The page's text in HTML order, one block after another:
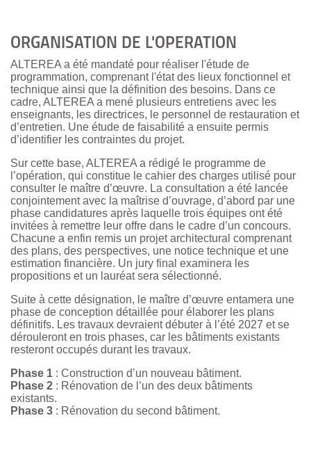
ORGANISATION DE L'OPERATION
ALTEREA a été mandaté pour réaliser l'étude de
programmation, comprenant l'état des lieux fonctionnel et
technique ainsi que la définition des besoins. Dans ce
cadre, ALTEREA a mené plusieurs entretiens avec les
enseignants, les directrices, le personnel de restauration et
d’entretien. Une étude de faisabilité a ensuite permis
d’identifier les contraintes du projet.
Sur cette base, ALTEREA a rédigé le programme de
l’opération, qui constitue le cahier des charges utilisé pour
consulter le maître d’œuvre. La consultation a été lancée
conjointement avec la maîtrise d’ouvrage, d’abord par une
phase candidatures après laquelle trois équipes ont été
invitées à remettre leur offre dans le cadre d’un concours.
Chacune a enfin remis un projet architectural comprenant
des plans, des perspectives, une notice technique et une
estimation financière. Un jury final examinera les
propositions et un lauréat sera sélectionné.
Suite à cette désignation, le maître d’œuvre entamera une
phase de conception détaillée pour élaborer les plans
définitifs. Les travaux devraient débuter à l’été 2027 et se
dérouleront en trois phases, car les bâtiments existants
resteront occupés durant les travaux.
Phase 1 : Construction d’un nouveau bâtiment.
Phase 2 : Rénovation de l’un des deux bâtiments
existants.
Phase 3 : Rénovation du second bâtiment.